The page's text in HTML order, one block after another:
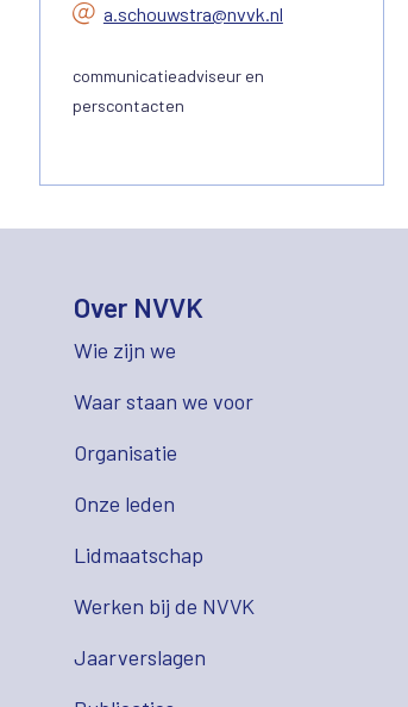
a.schouwstra@nvvk.nl
communicatieadviseur en
perscontacten
Over NVVK
Wie zijn we
Waar staan we voor
Organisatie
Onze leden
Lidmaatschap
Werken bij de NVVK
Jaarverslagen